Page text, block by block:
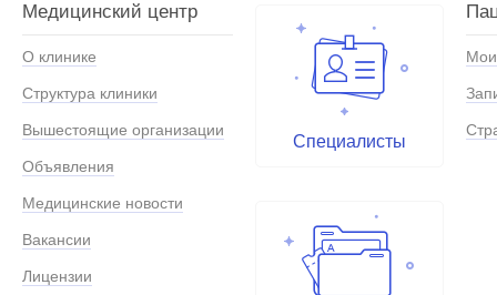
Медицинский центр
О клинике
Структура клиники
Вышестоящие организации
Объявления
Медицинские новости
Вакансии
Лицензии
Специалисты